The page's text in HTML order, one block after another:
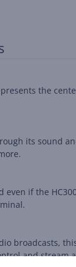
the
its sound
even if the
broadcasts,
and